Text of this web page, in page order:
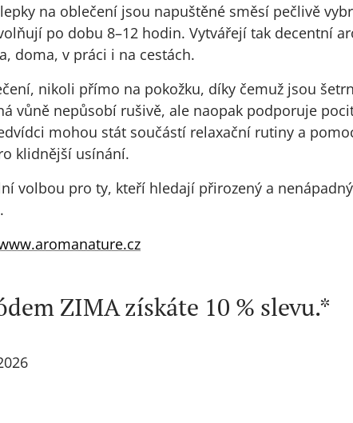
na oblečení jsou napuštěné směsí pečlivě
po dobu 8–12 hodin. Vytvářejí tak decentní
doma, v práci i na cestách.
nikoli přímo na pokožku, díky čemuž jsou
vůně nepůsobí rušivě, ale naopak podporuje
mohou stát součástí relaxační rutiny a
klidnější usínání.
volbou pro ty, kteří hledají přirozený a
ZIMA získáte 10 % slevu.*